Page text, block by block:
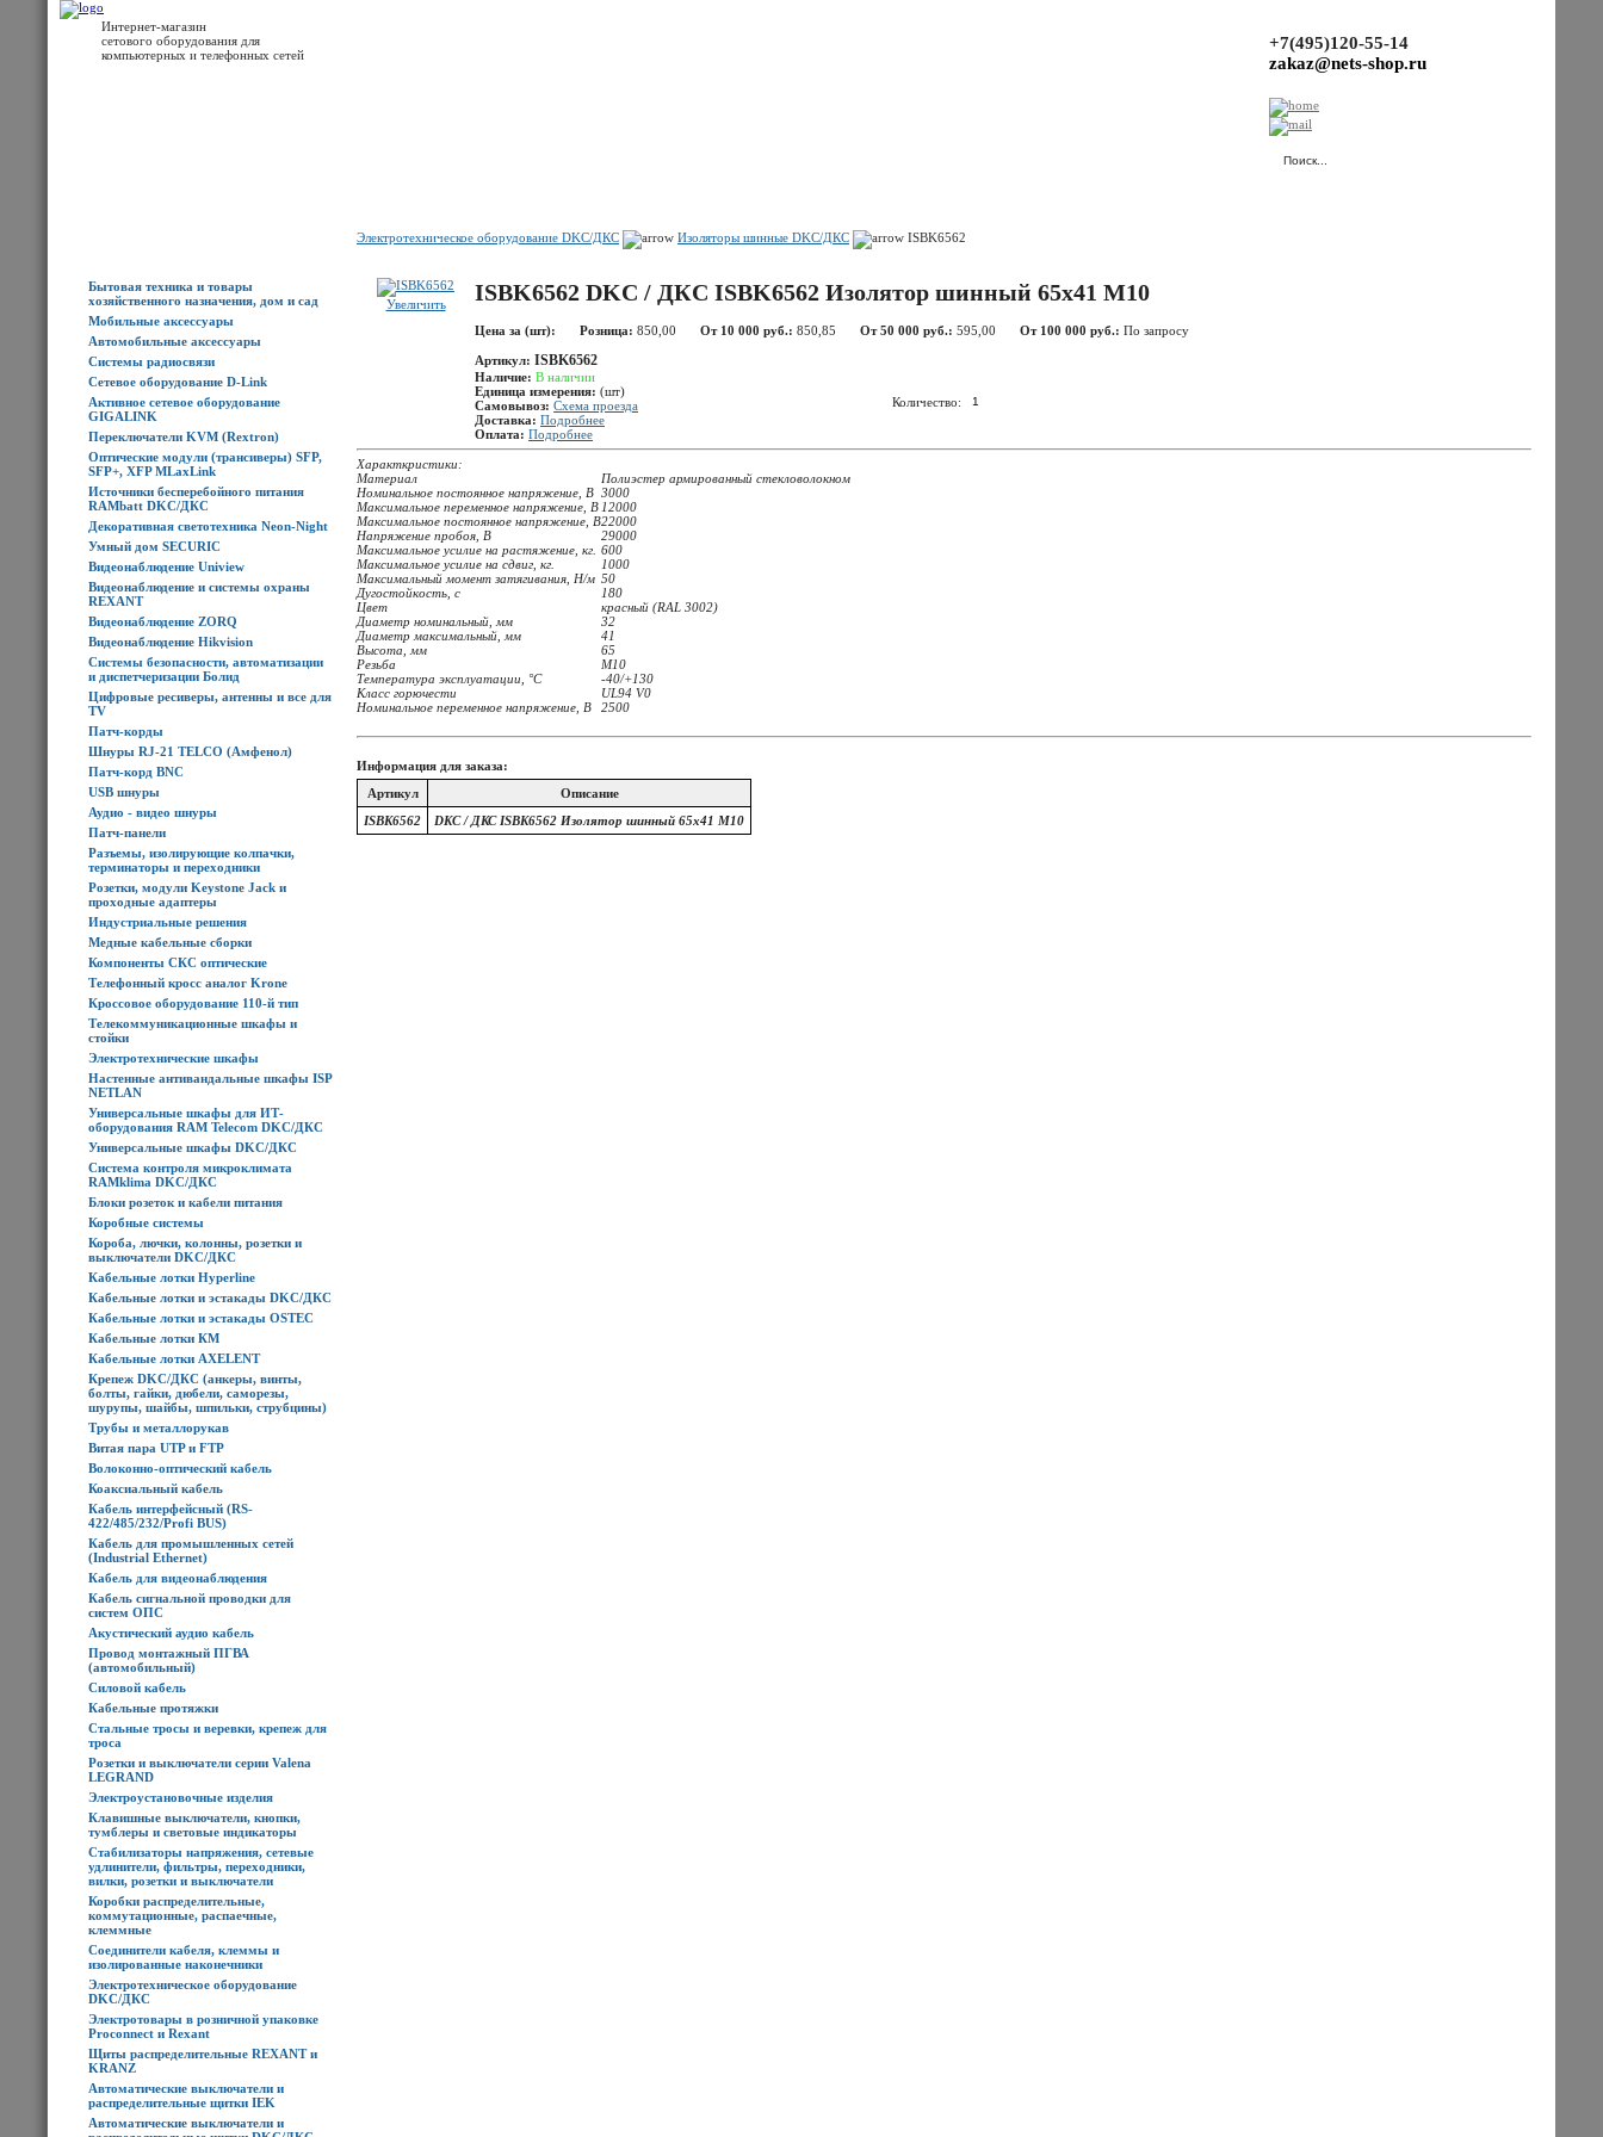
Интернет-магазин
сетового оборудования для
компьютерных и телефонных сетей
+7(495)120-55-14
zakaz@nets-shop.ru
Бытовая техника и товары
хозяйственного назначения, дом и сад
Мобильные аксессуары
Автомобильные аксессуары
Системы радиосвязи
Сетевое оборудование D-Link
Активное сетевое оборудование
GIGALINK
Переключатели KVM (Rextron)
Оптические модули (трансиверы) SFP,
SFP+, XFP MLaxLink
Источники бесперебойного питания
RAMbatt DKC/ДКС
Декоративная светотехника Neon-Night
Умный дом SECURIC
Видеонаблюдение Uniview
Видеонаблюдение и системы охраны
REXANT
Видеонаблюдение ZORQ
Видеонаблюдение Hikvision
Системы безопасности, автоматизации
и диспетчеризации Болид
Цифровые ресиверы, антенны и все для
TV
Патч-корды
Шнуры RJ-21 TELCO (Амфенол)
Патч-корд BNC
USB шнуры
Аудио - видео шнуры
Патч-панели
Разъемы, изолирующие колпачки,
терминаторы и переходники
Розетки, модули Keystone Jack и
проходные адаптеры
Индустриальные решения
Медные кабельные сборки
Компоненты СКС оптические
Телефонный кросс аналог Krone
Кроссовое оборудование 110-й тип
Телекоммуникационные шкафы и
стойки
Электротехнические шкафы
Настенные антивандальные шкафы ISP
NETLAN
Универсальные шкафы для ИТ-
оборудования RAM Telecom DKC/ДКС
Универсальные шкафы DKC/ДКС
Система контроля микроклимата
RAMklima DKC/ДКС
Блоки розеток и кабели питания
Коробные системы
Короба, лючки, колонны, розетки и
выключатели DKC/ДКС
Кабельные лотки Hyperline
Кабельные лотки и эстакады DKC/ДКС
Кабельные лотки и эстакады OSTEC
Кабельные лотки КМ
Кабельные лотки AXELENT
Крепеж DKC/ДКС (анкеры, винты,
болты, гайки, дюбели, саморезы,
шурупы, шайбы, шпильки, струбцины)
Трубы и металлорукав
Витая пара UTP и FTP
Волоконно-оптический кабель
Коаксиальный кабель
Кабель интерфейсный (RS-
422/485/232/Profi BUS)
Кабель для промышленных сетей
(Industrial Ethernet)
Кабель для видеонаблюдения
Кабель сигнальной проводки для
систем ОПС
Акустический аудио кабель
Провод монтажный ПГВА
(автомобильный)
Силовой кабель
Кабельные протяжки
Стальные тросы и веревки, крепеж для
троса
Розетки и выключатели серии Valena
LEGRAND
Электроустановочные изделия
Клавишные выключатели, кнопки,
тумблеры и световые индикаторы
Стабилизаторы напряжения, сетевые
удлинители, фильтры, переходники,
вилки, розетки и выключатели
Коробки распределительные,
коммутационные, распаечные,
клеммные
Соединители кабеля, клеммы и
изолированные наконечники
Электротехническое оборудование
DKC/ДКС
Электротовары в розничной упаковке
Proconnect и Rexant
Щиты распределительные REXANT и
KRANZ
Автоматические выключатели и
распределительные щитки IEK
Автоматические выключатели и
Электротехническое оборудование DKC/ДКС Изоляторы шинные DKC/ДКС ISBK6562
Увеличить ISBK6562 DKC / ДКС ISBK6562 Изолятор шинный 65х41 М10
Цена за (шт): Розница: 850,00 От 10 000 руб.: 850,85 От 50 000 руб.: 595,00 От 100 000 руб.: По запросу
Артикул: ISBK6562
Наличие: В наличии
Единица измерения: (шт)
Самовывоз: Схема проезда
Доставка: Подробнее
Оплата: Подробнее
Количество:
Характкристики:
Материал
Полиэстер армированный стекловолокном
Номинальное постоянное напряжение, В 3000
Максимальное переменное напряжение, В 12000
Максимальное постоянное напряжение, В22000
Напряжение пробоя, В
29000
Максимальное усилие на растяжение, кг. 600
Максимальное усилие на сдвиг, кг.
1000
Максимальный момент затягивания, Н/м 50
Дугостойкость, с
180
Цвет
красный (RAL 3002)
Диаметр номинальный, мм
32
Диаметр максимальный, мм
41
Высота, мм
65
Резьба
M10
Температура эксплуатации, °С
-40/+130
Класс горючести
UL94 V0
Номинальное переменное напряжение, В
2500
Информация для заказа:
Артикул
Описание
ISBK6562
DKC / ДКС ISBK6562 Изолятор шинный 65х41 М10